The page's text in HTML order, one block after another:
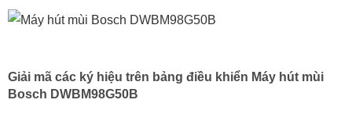
Giải mã các ký hiệu trên bảng điều khiển Máy hút mùi
Bosch DWBM98G50B